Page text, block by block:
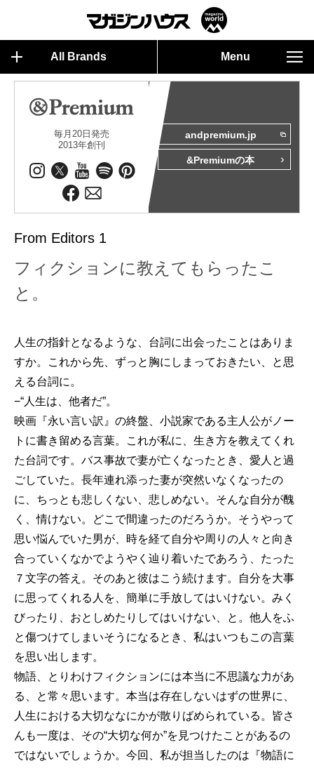
All Brands Menu
毎月20日発売
2013年創刊
andpremium.jp
&Premiumの本
From Editors 1
フィクションに教えてもらったこ
と。
人生の指針となるような、台詞に出会ったことはありま
すか。これから先、ずっと胸にしまっておきたい、と思
える台詞に。
−“人生は、他者だ”。
映画『永い言い訳』の終盤、小説家である主人公がノー
トに書き留める言葉。これが私に、生き方を教えてくれ
た台詞です。バス事故で妻が亡くなったとき、愛人と過
ごしていた。長年連れ添った妻が突然いなくなったの
に、ちっとも悲しくない、悲しめない。そんな自分が醜
く、情けない。どこで間違ったのだろうか。そうやって
思い悩んでいた男が、時を経て自分や周りの人々と向き
合っていくなかでようやく辿り着いたであろう、たった
７文字の答え。そのあと彼はこう続けます。自分を大事
に思ってくれる人を、簡単に手放してはいけない。みく
びったり、おとしめたりしてはいけない、と。他人をふ
と傷つけてしまいそうになるとき、私はいつもこの言葉
を思い出します。
物語、とりわけフィクションには本当に不思議な力があ
る、と常々思います。本当は存在しないはずの世界に、
人生における大切ななにかが散りばめられている。皆さ
んも一度は、その“大切な何か”を見つけたことがあるの
ではないでしょうか。今回、私が担当したのは『物語に